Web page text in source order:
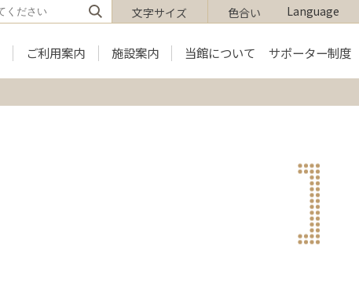
色合い
文字サイズ Language
ご利用案内 施設案内 当館について サポーター制度